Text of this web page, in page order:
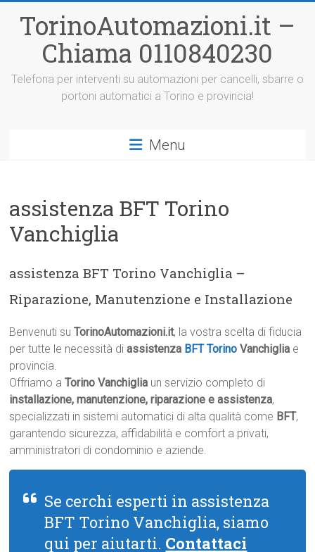
contenuto
TorinoAutomazioni.it –
Chiama 0110840230
Telefona per interventi su automazioni per cancelli, sbarre o
portoni automatici a Torino e provincia!
Menu
assistenza BFT Torino
Vanchiglia
assistenza BFT Torino Vanchiglia –
Riparazione, Manutenzione e Installazione
Benvenuti suTorinoAutomazioni.it, la vostra scelta di fiducia
per tutte le necessità diassistenza BFT Torino Vanchiglia e
provincia.
Offriamo aTorino Vanchiglia un servizio completo di
installazione, manutenzione, riparazione e assistenza,
specializzati in sistemi automatici di alta qualità come BFT,
garantendo sicurezza, affidabilità e comfort a privati,
amministratori di condominio e aziende.
Se cerchi esperti in assistenza
BFT Torino Vanchiglia, siamo
qui per aiutarti. Contattaci